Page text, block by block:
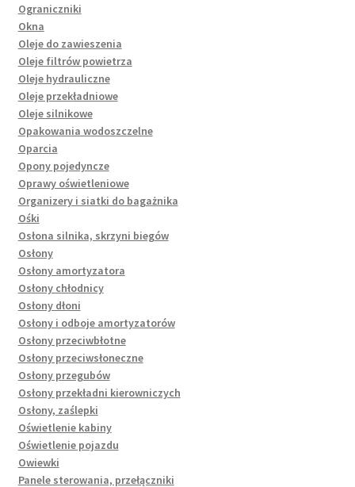
Ograniczniki
Okna
Oleje do zawieszenia
Oleje filtrów powietrza
Oleje hydrauliczne
Oleje przekładniowe
Oleje silnikowe
Opakowania wodoszczelne
Oparcia
Opony pojedyncze
Oprawy oświetleniowe
Organizery i siatki do bagażnika
Ośki
Osłona silnika, skrzyni biegów
Osłony
Osłony amortyzatora
Osłony chłodnicy
Osłony dłoni
Osłony i odboje amortyzatorów
Osłony przeciwbłotne
Osłony przeciwsłoneczne
Osłony przegubów
Osłony przekładni kierowniczych
Osłony, zaślepki
Oświetlenie kabiny
Oświetlenie pojazdu
Owiewki
Panele sterowania, przełączniki